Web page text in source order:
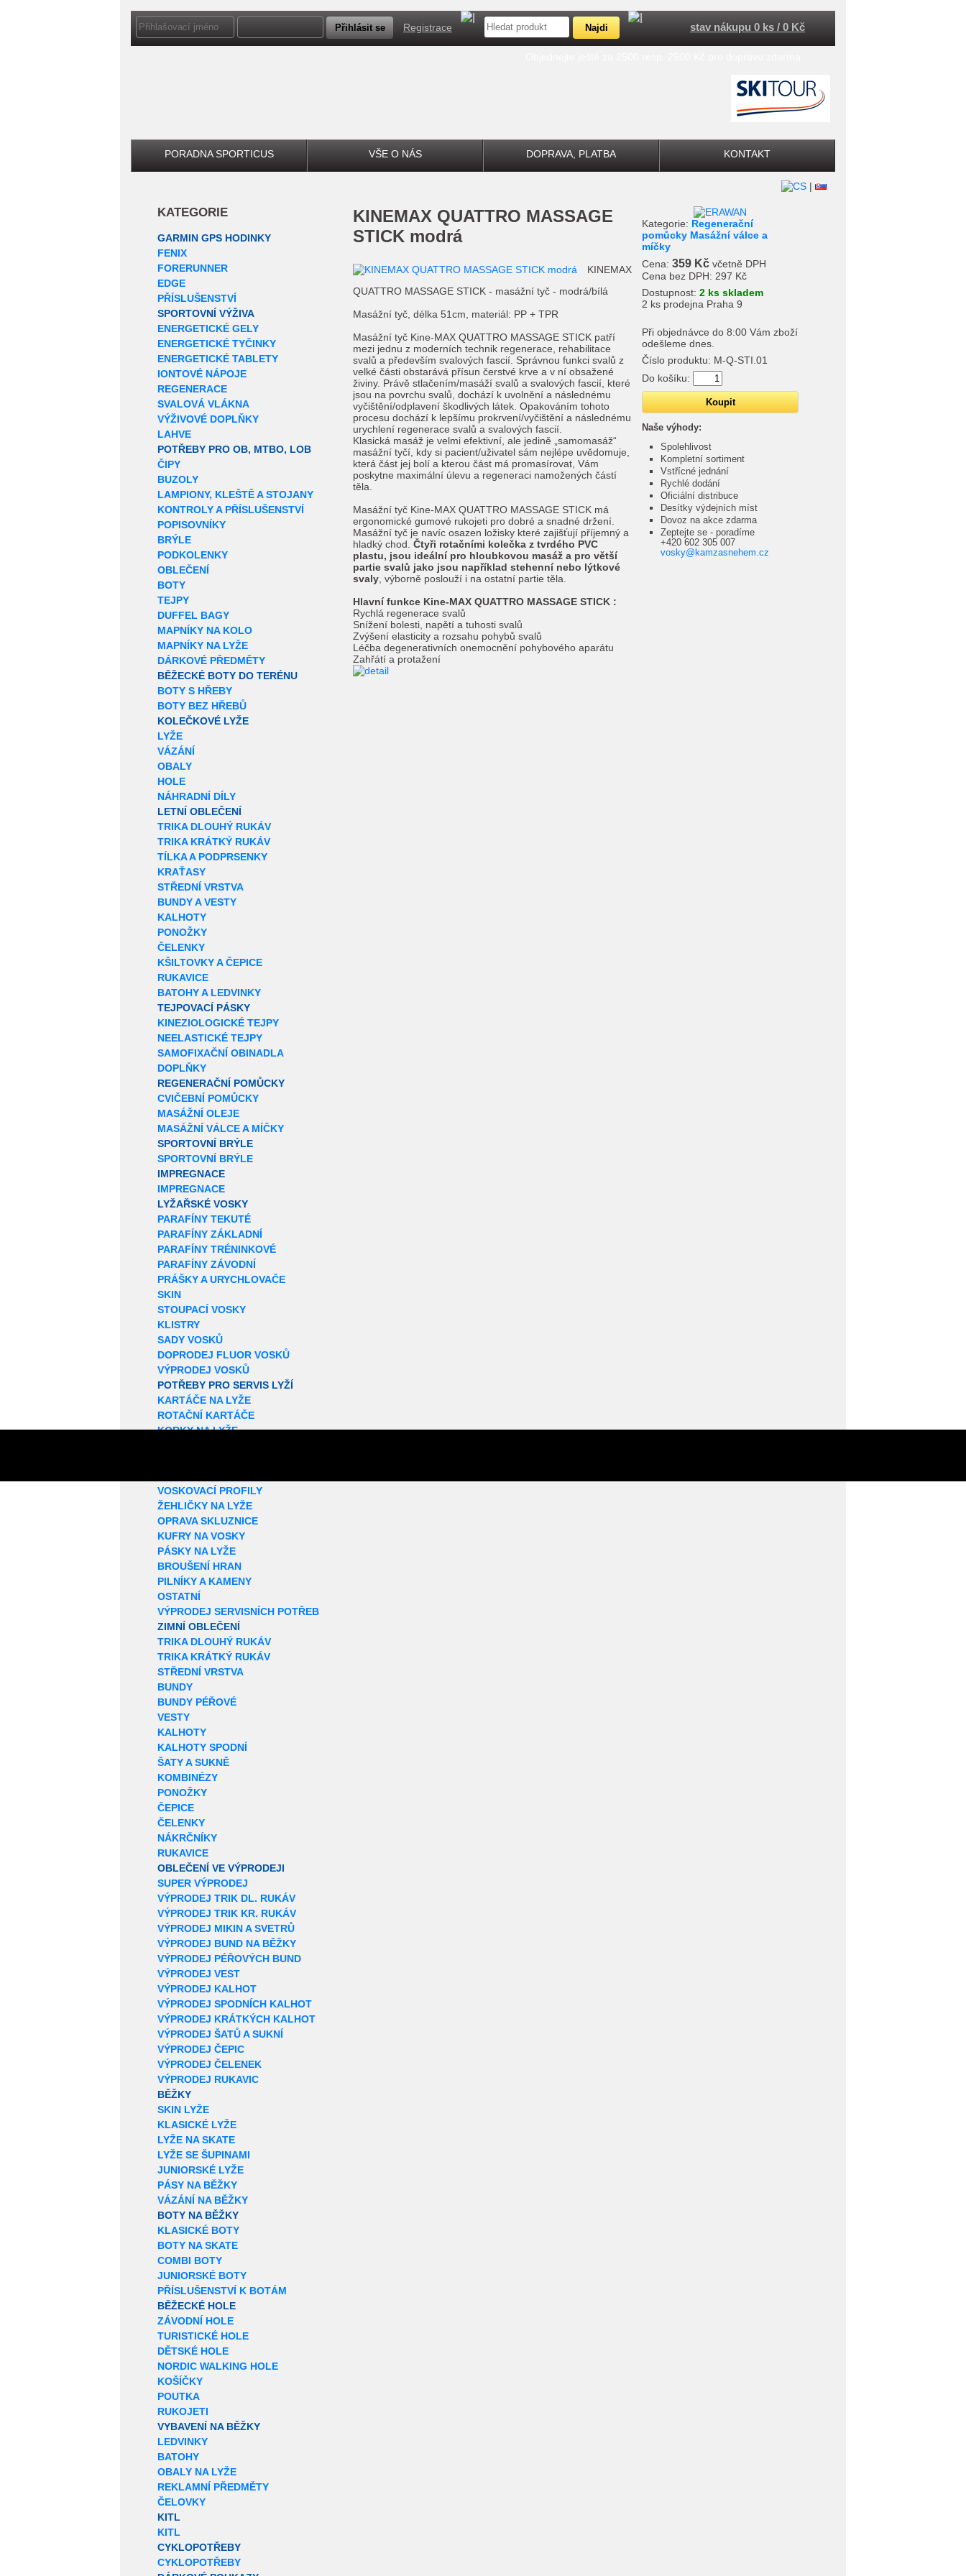
Registrace stav nákupu 0 ks / 0 Kč
PORADNA SPORTICUS VŠE O NÁS DOPRAVA, PLATBA KONTAKT
|
KATEGORIE
GARMIN GPS HODINKY
FENIX
FORERUNNER
EDGE
PŘÍSLUŠENSTVÍ
SPORTOVNÍ VÝŽIVA
ENERGETICKÉ GELY
ENERGETICKÉ TYČINKY
ENERGETICKÉ TABLETY
IONTOVÉ NÁPOJE
REGENERACE
SVALOVÁ VLÁKNA
VÝŽIVOVÉ DOPLŇKY
LAHVE
POTŘEBY PRO OB, MTBO, LOB
ČIPY
BUZOLY
LAMPIONY, KLEŠTĚ A STOJANY
KONTROLY A PŘÍSLUŠENSTVÍ
POPISOVNÍKY
BRÝLE
PODKOLENKY
OBLEČENÍ
BOTY
TEJPY
DUFFEL BAGY
MAPNÍKY NA KOLO
MAPNÍKY NA LYŽE
DÁRKOVÉ PŘEDMĚTY
BĚŽECKÉ BOTY DO TERÉNU
BOTY S HŘEBY
BOTY BEZ HŘEBŮ
KOLEČKOVÉ LYŽE
LYŽE
VÁZÁNÍ
OBALY
HOLE
NÁHRADNÍ DÍLY
LETNÍ OBLEČENÍ
TRIKA DLOUHÝ RUKÁV
TRIKA KRÁTKÝ RUKÁV
TÍLKA A PODPRSENKY
KRAŤASY
STŘEDNÍ VRSTVA
BUNDY A VESTY
KALHOTY
PONOŽKY
ČELENKY
KŠILTOVKY A ČEPICE
RUKAVICE
BATOHY A LEDVINKY
TEJPOVACÍ PÁSKY
KINEZIOLOGICKÉ TEJPY
NEELASTICKÉ TEJPY
SAMOFIXAČNÍ OBINADLA
DOPLŇKY
REGENERAČNÍ POMŮCKY
CVIČEBNÍ POMŮCKY
MASÁŽNÍ OLEJE
MASÁŽNÍ VÁLCE A MÍČKY
SPORTOVNÍ BRÝLE
SPORTOVNÍ BRÝLE
IMPREGNACE
IMPREGNACE
LYŽAŘSKÉ VOSKY
PARAFÍNY TEKUTÉ
PARAFÍNY ZÁKLADNÍ
PARAFÍNY TRÉNINKOVÉ
PARAFÍNY ZÁVODNÍ
PRÁŠKY A URYCHLOVAČE
SKIN
STOUPACÍ VOSKY
KLISTRY
SADY VOSKŮ
DOPRODEJ FLUOR VOSKŮ
VÝPRODEJ VOSKŮ
POTŘEBY PRO SERVIS LYŽÍ
KARTÁČE NA LYŽE
ROTAČNÍ KARTÁČE
KORKY NA LYŽE
VOSKOVACÍ PROFILY
ŽEHLIČKY NA LYŽE
OPRAVA SKLUZNICE
KUFRY NA VOSKY
PÁSKY NA LYŽE
BROUŠENÍ HRAN
PILNÍKY A KAMENY
OSTATNÍ
VÝPRODEJ SERVISNÍCH POTŘEB
ZIMNÍ OBLEČENÍ
TRIKA DLOUHÝ RUKÁV
TRIKA KRÁTKÝ RUKÁV
STŘEDNÍ VRSTVA
BUNDY
BUNDY PÉŘOVÉ
VESTY
KALHOTY
KALHOTY SPODNÍ
ŠATY A SUKNĚ
KOMBINÉZY
PONOŽKY
ČEPICE
ČELENKY
NÁKRČNÍKY
RUKAVICE
OBLEČENÍ VE VÝPRODEJI
SUPER VÝPRODEJ
VÝPRODEJ TRIK DL. RUKÁV
VÝPRODEJ TRIK KR. RUKÁV
VÝPRODEJ MIKIN A SVETRŮ
VÝPRODEJ BUND NA BĚŽKY
VÝPRODEJ PÉŘOVÝCH BUND
VÝPRODEJ VEST
VÝPRODEJ KALHOT
VÝPRODEJ SPODNÍCH KALHOT
VÝPRODEJ KRÁTKÝCH KALHOT
VÝPRODEJ ŠATŮ A SUKNÍ
VÝPRODEJ ČEPIC
VÝPRODEJ ČELENEK
VÝPRODEJ RUKAVIC
BĚŽKY
SKIN LYŽE
KLASICKÉ LYŽE
LYŽE NA SKATE
LYŽE SE ŠUPINAMI
JUNIORSKÉ LYŽE
PÁSY NA BĚŽKY
VÁZÁNÍ NA BĚŽKY
BOTY NA BĚŽKY
KLASICKÉ BOTY
BOTY NA SKATE
COMBI BOTY
JUNIORSKÉ BOTY
PŘÍSLUŠENSTVÍ K BOTÁM
BĚŽECKÉ HOLE
ZÁVODNÍ HOLE
TURISTICKÉ HOLE
DĚTSKÉ HOLE
NORDIC WALKING HOLE
KOŠÍČKY
POUTKA
RUKOJETI
VYBAVENÍ NA BĚŽKY
LEDVINKY
BATOHY
OBALY NA LYŽE
REKLAMNÍ PŘEDMĚTY
ČELOVKY
KITL
KITL
CYKLOPOTŘEBY
CYKLOPOTŘEBY
KINEMAX QUATTRO MASSAGE
STICK modrá
KINEMAX
QUATTRO MASSAGE STICK - masážní tyč - modrá/bílá
Masážní tyč, délka 51cm, materiál: PP + TPR
Masážní tyč Kine-MAX QUATTRO MASSAGE STICK patří
mezi jednu z moderních technik regenerace, rehabilitace
svalů a především svalových fascií. Správnou funkci svalů z
velké části obstarává přísun čerstvé krve a v ní obsažené
živiny. Právě stlačením/masáží svalů a svalových fascií, které
jsou na povrchu svalů, dochází k uvolnění a následnému
vyčištění/odplavení škodlivých látek. Opakováním tohoto
procesu dochází k lepšímu prokrvení/vyčištění a následnému
urychlení regenerace svalů a svalových fascií.
Klasická masáž je velmi efektivní, ale jedině „samomasáž“
masážní tyčí, kdy si pacient/uživatel sám nejlépe uvědomuje,
která část jej bolí a kterou část má promasírovat, Vám
poskytne maximální úlevu a regeneraci namožených částí
těla.
Masážní tyč Kine-MAX QUATTRO MASSAGE STICK má
ergonomické gumové rukojeti pro dobré a snadné držení.
Masážní tyč je navíc osazen ložisky které zajišťují příjemný a
hladký chod. Čtyři rotačními kolečka z tvrdého PVC
plastu, jsou ideální pro hloubkovou masáž a pro větší
partie svalů jako jsou například stehenní nebo lýtkové
svaly , výborně poslouží i na ostatní partie těla.
Hlavní funkce Kine-MAX QUATTRO MASSAGE STICK :
Rychlá regenerace svalů
Snížení bolesti, napětí a tuhosti svalů
Zvýšení elasticity a rozsahu pohybů svalů
Léčba degenerativních onemocnění pohybového aparátu
Zahřátí a protažení
Kategorie: Regenerační
pomůcky Masážní válce a
míčky
Cena: 359 Kč včetně DPH
Cena bez DPH: 297 Kč
Dostupnost: 2 ks skladem
2 ks prodejna Praha 9
Při objednávce do 8:00 Vám zboží
odešleme dnes.
Číslo produktu: M-Q-STI.01
Do košíku:
Naše výhody:
Spolehlivost
Kompletní sortiment
Vstřícné jednání
Rychlé dodání
Oficiální distribuce
Desítky výdejních míst
Dovoz na akce zdarma
Zeptejte se - poradíme
+420 602 305 007
vosky@kamzasnehem.cz